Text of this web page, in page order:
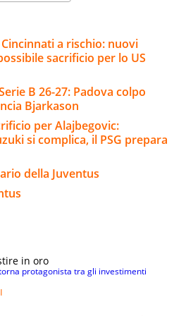
a rischio: nuovi
sacrificio per lo US
B 26-27: Padova colpo
Bjarkason
per Alajbegovic:
si complica, il PSG prepara
della Juventus
in oro
torna protagonista tra gli investimenti